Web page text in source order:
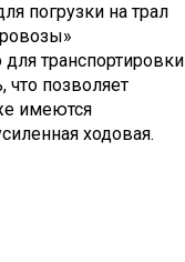
погрузки на трал
транспортировки
что позволяет
имеются
ходовая.